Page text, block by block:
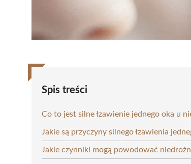
Spis treści
Co to jest silne łzawienie jednego oka u
Jakie są przyczyny silnego łzawienia
Jakie czynniki mogą powodować